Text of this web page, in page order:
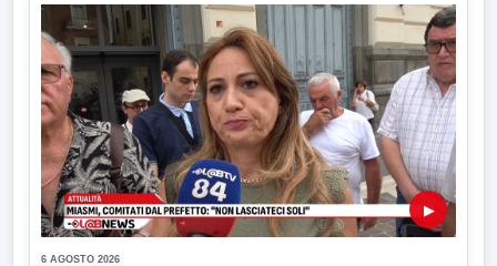
▶
6 AGOSTO 2026